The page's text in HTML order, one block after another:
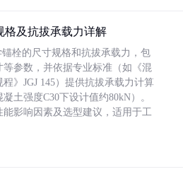
格及抗拔承载力详解
栓的尺寸规格和抗拔承载力，包
参数，并依据专业标准（如《混
》JGJ 145）提供抗拔承载力计算
土强度C30下设计值约80kN）。
能影响因素及选型建议，适用于工